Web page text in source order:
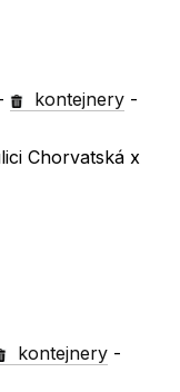
kontejnery -
Chorvatská x
kontejnery -